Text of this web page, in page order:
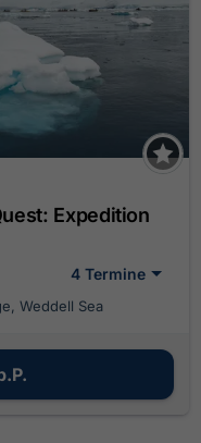
Expedition
4 Termine
Weddell Sea